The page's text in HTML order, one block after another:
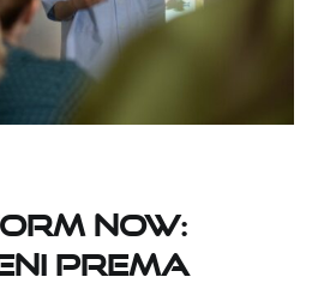
now:
prema